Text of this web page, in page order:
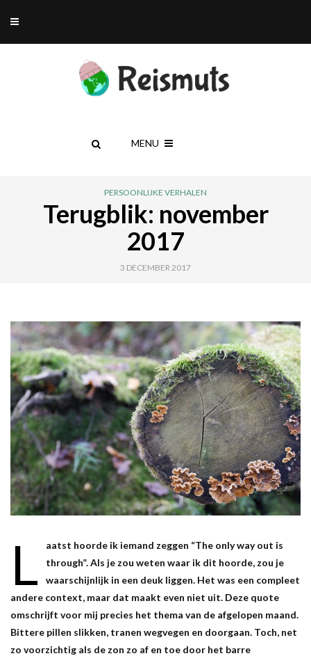
MENU
PERSOONLIJKE VERHALEN
Terugblik: november
2017
3 DECEMBER 2017
L
aatst hoorde ik iemand zeggen “The only way out is
through”. Als je zou weten waar ik dit hoorde, zou je
waarschijnlijk in een deuk liggen. Het was een compleet
andere context, maar dat maakt even niet uit. Deze quote
omschrijft voor mij precies het thema van de afgelopen maand.
Bittere pillen slikken, tranen wegvegen en doorgaan. Toch, net
zo voorzichtig als de zon zo af en toe door het barre